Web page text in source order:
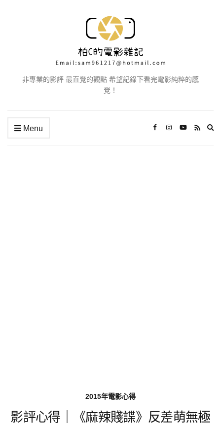
非專業的影評 最直覺的觀點 希望記錄下看完電影純粹的感
覺！
Menu
2015年電影心得
影評心得｜《麻辣賤諜》反差萌無極